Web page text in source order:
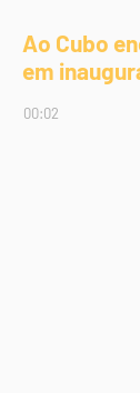
Ao Cubo
em
00:02